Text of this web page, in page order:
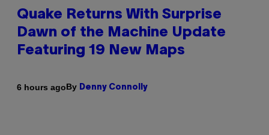
Quake Returns With Surprise
Dawn of the Machine Update
Featuring 19 New Maps
6 hours agoBy Denny Connolly